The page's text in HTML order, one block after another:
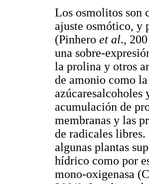
Los osmolitos son
ajuste osmótico, y
(Pinhero et al.,
una sobre-
la prolina y otros
de amonio como
acumulación de
membranas y las
de radicales
algunas plantas
hídrico como por
mono-oxigenasa